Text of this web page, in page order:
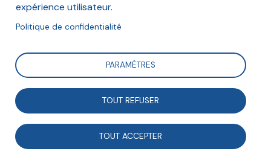
Seconde partie
Octobre 2005
Suivre
Deuxième partie : Enjeux et conséquences de la
décentralisation pour la vie associative Séminaire
Fonda du 11 juin 2005, in la tribune fonda n° 175 -
expérience utilisateur.
Politique de confidentialité
PARAMÈTRES
TOUT REFUSER
TOUT ACCEPTER